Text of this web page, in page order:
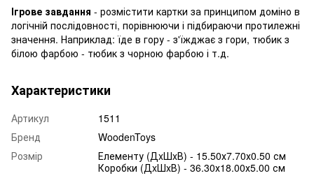
Ігрове завдання - розмістити картки за принципом доміно в
логічній послідовності, порівнюючи і підбираючи протилежні
значення. Наприклад: їде в гору - з'їжджає з гори, тюбик з
білою фарбою - тюбик з чорною фарбою і т.д.
Характеристики
Артикул
1511
Бренд
WoodenToys
Розмір
Елементу (ДxШxВ) - 15.50х7.70х0.50 см
Коробки (ДxШxВ) - 36.30х18.00х5.00 см